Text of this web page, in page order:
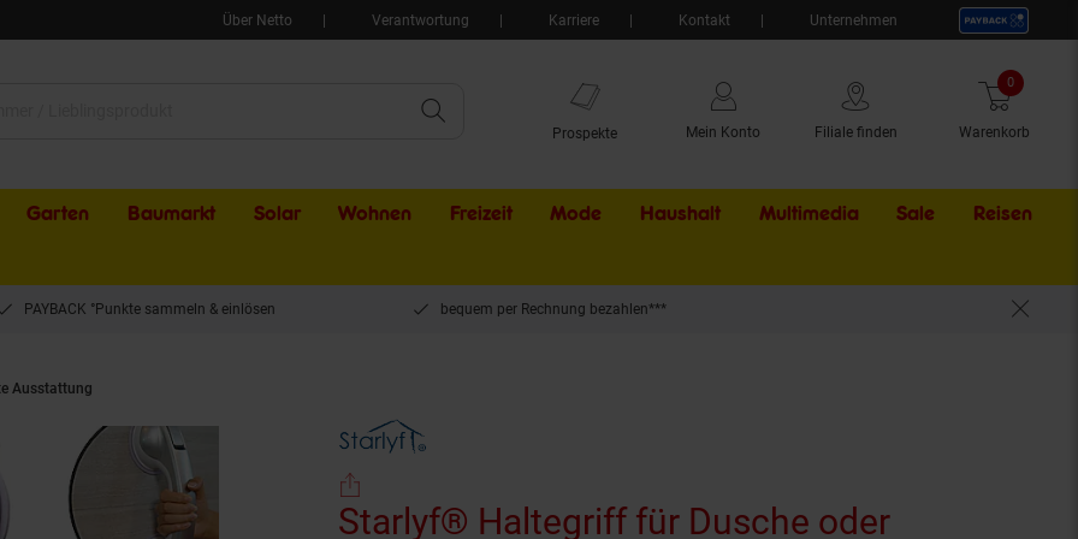
Über Netto Verantwortung Karriere Kontakt Unternehmen
Prospekte Mein Konto Filiale finden Warenkorb
0 Artikel
Garten Baumarkt Solar Wohnen Freizeit Mode Haushalt Multimedia Sale Externer
Reisen
PAYBACK °Punkte sammeln & einlösen bequem per Rechnung bezahlen***
Ausstattung
Starlyf® Haltegriff für Dusche oder